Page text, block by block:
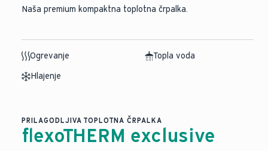
Naša premium kompaktna toplotna črpalka.
Ogrevanje
Topla voda
Hlajenje
PRILAGODLJIVA TOPLOTNA ČRPALKA
flexoTHERM exclusive